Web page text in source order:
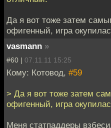
Да я вот тоже затем
офигенный, игра
vasmann »
#60 | 07.11.11 15:25
Кому: Котовод, #59
> Да я вот тоже затем
офигенный, игра
Меня статпаддеры